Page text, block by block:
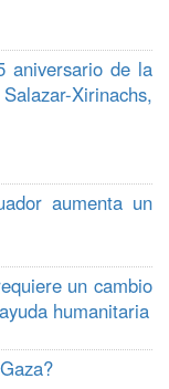
aniversario de la
Xirinachs,
aumenta un
un cambio
humanitaria